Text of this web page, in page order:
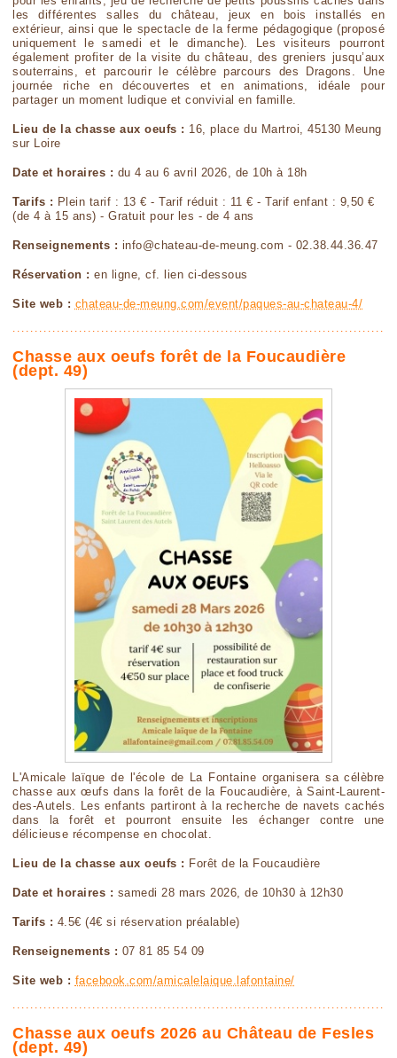
les différentes salles du château, jeux en bois installés en
extérieur, ainsi que le spectacle de la ferme pédagogique (proposé
uniquement le samedi et le dimanche). Les visiteurs pourront
également profiter de la visite du château, des greniers jusqu’aux
souterrains, et parcourir le célèbre parcours des Dragons. Une
journée riche en découvertes et en animations, idéale pour
partager un moment ludique et convivial en famille.
Lieu de la chasse aux oeufs : 16, place du Martroi, 45130 Meung
sur Loire
Date et horaires : du 4 au 6 avril 2026, de 10h à 18h
Tarifs : Plein tarif : 13 € - Tarif réduit : 11 € - Tarif enfant : 9,50 €
(de 4 à 15 ans) - Gratuit pour les - de 4 ans
Renseignements : info@chateau-de-meung.com - 02.38.44.36.47
Réservation : en ligne, cf. lien ci-dessous
Site web : chateau-de-meung.com/event/paques-au-chateau-4/
Chasse aux oeufs forêt de la Foucaudière
(dept. 49)
L'Amicale laïque de l'école de La Fontaine organisera sa célèbre
chasse aux œufs dans la forêt de la Foucaudière, à Saint-Laurent-
des-Autels. Les enfants partiront à la recherche de navets cachés
dans la forêt et pourront ensuite les échanger contre une
délicieuse récompense en chocolat.
Lieu de la chasse aux oeufs : Forêt de la Foucaudière
Date et horaires : samedi 28 mars 2026, de 10h30 à 12h30
Tarifs : 4.5€ (4€ si réservation préalable)
Renseignements : 07 81 85 54 09
Site web : facebook.com/amicalelaique.lafontaine/
Chasse aux oeufs 2026 au Château de Fesles
(dept. 49)